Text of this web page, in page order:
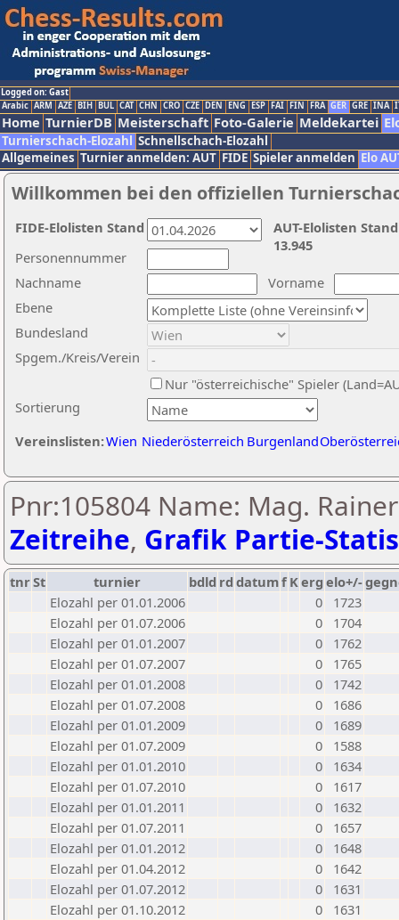
Logged on: Gast
Arabic ARM AZE BIH BUL CAT CHN CRO CZE DEN ENG ESP FAI FIN FRA GER GRE INA
Home TurnierDB Meisterschaft Foto-Galerie Meldekartei
Turnierschach-Elozahl Schnellschach-Elozahl
Allgemeines Turnier anmelden: AUT FIDE Spieler anmelden Elo
Willkommen bei den offiziellen
Nachname
Vorname
Ebene
Sortierung
Personennummer
Bundesland
Spgem./Kreis/Verein
Nur "österreichische" Spieler
Vereinslisten:Wien Niederösterreich Burgenland
AUT-Elolisten
13.945
FIDE-Elolisten Stand
Pnr:105804 Name: Mag.
Zeitreihe, Grafik Partie-
tnrSt turnier bdld rd datumf Kerg elo+/-
Elozahl per 01.01.2006
0
1723
Elozahl per 01.07.2006
0
1704
Elozahl per 01.01.2007
0
1762
Elozahl per 01.07.2007
0
1765
Elozahl per 01.01.2008
0
1742
Elozahl per 01.07.2008
0
1686
Elozahl per 01.01.2009
0
1689
Elozahl per 01.07.2009
0
1588
Elozahl per 01.01.2010
0
1634
Elozahl per 01.07.2010
0
1617
Elozahl per 01.01.2011
0
1632
Elozahl per 01.07.2011
0
1657
Elozahl per 01.01.2012
0
1648
Elozahl per 01.04.2012
0
1642
Elozahl per 01.07.2012
0
1631
Elozahl per 01.10.2012
0
1631